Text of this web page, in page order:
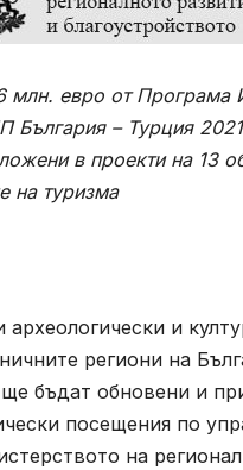
млн. евро от Програма
България – Турция
в проекти на 13
на туризма
археологически и
региони на
бъдат обновени и
посещения по
на